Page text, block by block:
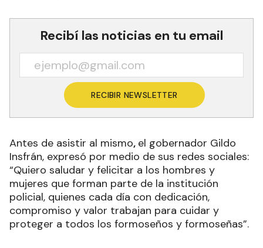
Recibí las noticias en tu email
RECIBIR NEWSLETTER
Antes de asistir al mismo, el gobernador Gildo
Insfrán, expresó por medio de sus redes sociales:
“Quiero saludar y felicitar a los hombres y
mujeres que forman parte de la institución
policial, quienes cada día con dedicación,
compromiso y valor trabajan para cuidar y
proteger a todos los formoseños y formoseñas”.